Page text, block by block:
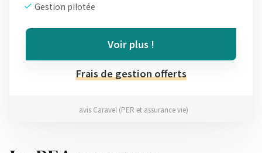
Gestion pilotée
Voir plus !
Frais de gestion offerts
avis Caravel (PER et assurance vie)